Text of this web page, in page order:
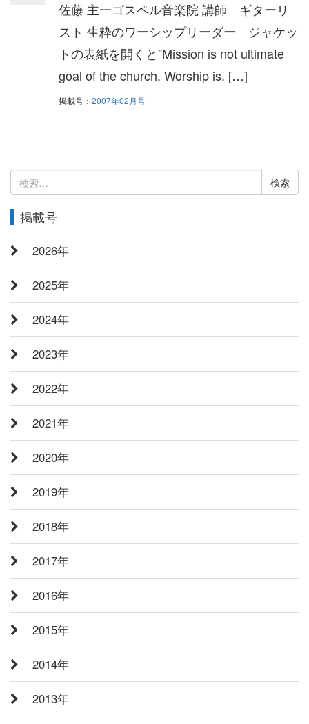
佐藤 主一ゴスペル音楽院 講師 ギターリ
スト 生粋のワーシップリーダー ジャケッ
トの表紙を開くと”Mission is not ultimate
goal of the church. Worship is. […]
掲載号： 2007年02月号
検
索:
掲載号
2026年
2025年
2024年
2023年
2022年
2021年
2020年
2019年
2018年
2017年
2016年
2015年
2014年
2013年